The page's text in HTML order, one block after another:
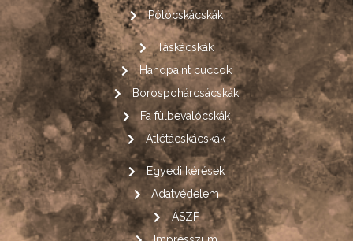
Pólócskácskák
Táskácskák
Handpaint cuccok
Borospohárcsácskák
Fa fülbevalócskák
Atlétácskácskák
Egyedi kérések
Adatvédelem
ÁSZF